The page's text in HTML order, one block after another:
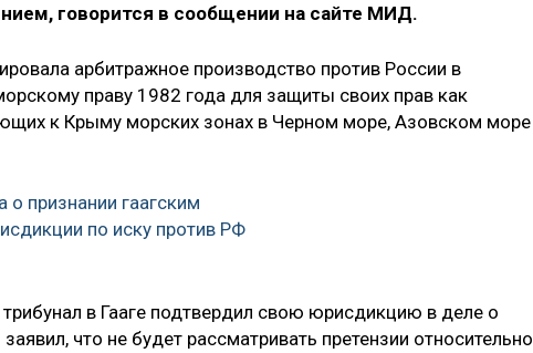
говорится в сообщении на сайте МИД.
арбитражное производство против России в
праву 1982 года для защиты своих прав как
к Крыму морских зонах в Черном море, Азовском море
о признании гаагским
по иску против РФ
в Гааге подтвердил свою юрисдикцию в деле о
что не будет рассматривать претензии относительно